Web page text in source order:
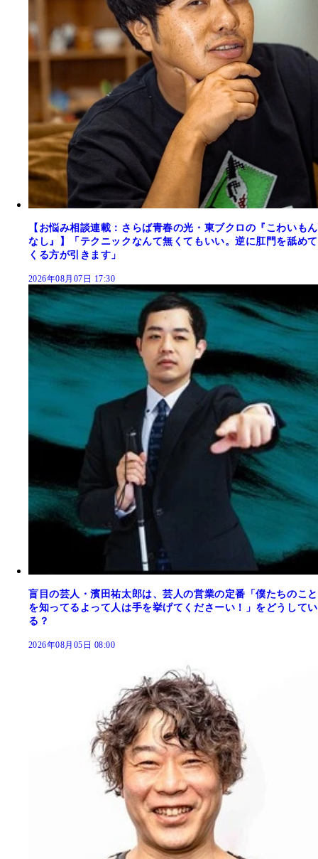
【お悩み相談連載：さらば青春の光・東ブクロの『こわいもん
なし』】「テクニックなんて無くてもいい。逆に肛門を舐めて
くる方が引きます」
2026年08月07日 17:30
盲目の芸人・濱田祐太郎は、芸人の営業の定番「僕たちのこと
を知ってるよって人は手を挙げてくださーい！」をどうしてい
る？
2026年08月05日 08:00